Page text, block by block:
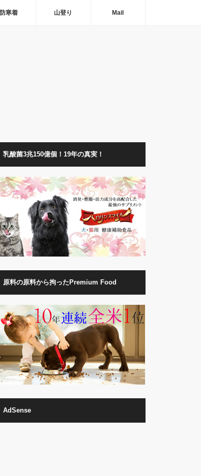
防寒着 山登り Mail
乳酸菌3兆150億個！19年の真実！
原料の原料から拘ったPremium Food
AdSense